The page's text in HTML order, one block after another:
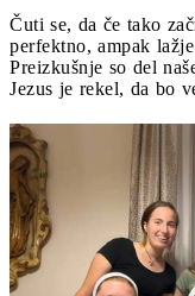
Čuti se, da če tako
perfektno, ampak
Preizkušnje so del
Jezus je rekel, da bo